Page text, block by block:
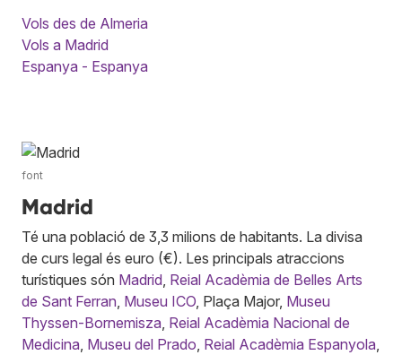
Vols des de Almeria
Vols a Madrid
Espanya - Espanya
font
Madrid
Té una població de 3,3 milions de habitants. La divisa
de curs legal és euro (€). Les principals atraccions
turístiques són Madrid Reial Acadèmia de Belles Arts
de Sant Ferran Museu ICO , Plaça Major, Museu
Thyssen-Bornemisza Reial Acadèmia Nacional de
Medicina Museu del Prado Reial Acadèmia Espanyola